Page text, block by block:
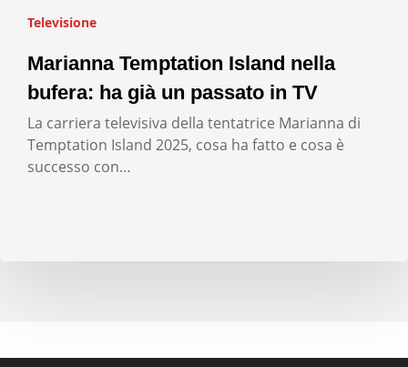
Televisione
Marianna Temptation Island nella
bufera: ha già un passato in TV
La carriera televisiva della tentatrice Marianna di
Temptation Island 2025, cosa ha fatto e cosa è
successo con…